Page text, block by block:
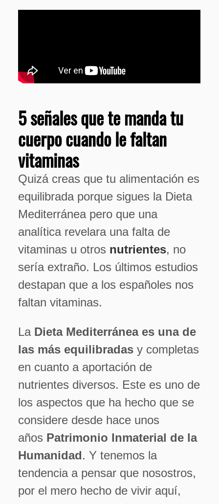
5 señales que te manda tu
cuerpo cuando le faltan
vitaminas
Quizá creas que tu alimentación es
equilibrada porque sigues la Dieta
Mediterránea pero que una
analítica revelara una falta de
vitaminas u otros nutrientes, no
sería extraño. Los últimos estudios
destapan que a los españoles nos
faltan vitaminas.
La Dieta Mediterránea es una de
las más equilibradasy completas
en cuanto a aportación de
nutrientes diversos. Este es uno de
los aspectos que ha hecho que se
considere desde hace unos
años Patrimonio Inmaterial de la
Humanidad. Y tenemos la
tendencia a pensar que nosostros,
por el mero hecho de vivir aquí,